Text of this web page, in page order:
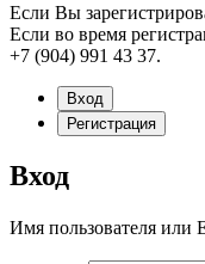
Если Вы
Если во время
+7 (904) 991 43 37.
Вход
Регистрация
Вход
Имя пользователя или